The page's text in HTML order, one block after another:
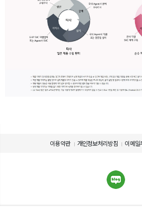
제품 사용에 관련된 정보를
제품의 사용설명서를 다운로드 받으
이용약관 개인정보처리방침 이메일